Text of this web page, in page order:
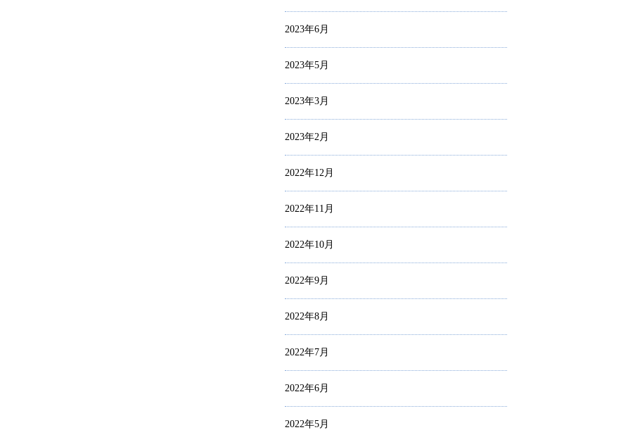
2023年6月
2023年5月
2023年3月
2023年2月
2022年12月
2022年11月
2022年10月
2022年9月
2022年8月
2022年7月
2022年6月
2022年5月